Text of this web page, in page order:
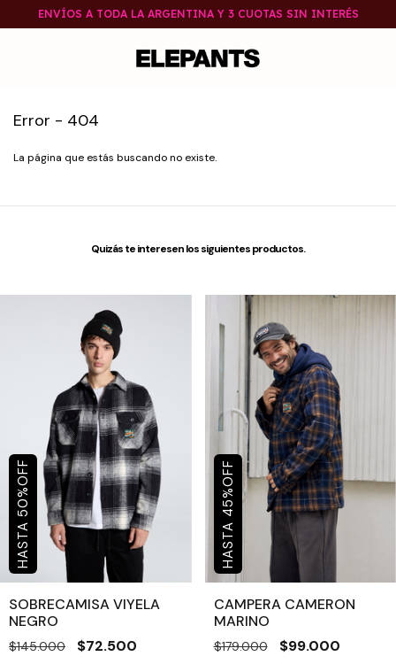
ENVÍOS A TODA LA ARGENTINA Y 3 CUOTAS SIN INTERÉS
Error - 404
La página que estás buscando no existe.
Quizás te interesen los siguientes productos.
50
%
OFF
SOBRECAMISA VIYELA
NEGRO
$145.000 $72.500
45
%
OFF
CAMPERA CAMERON
MARINO
$179.000 $99.000